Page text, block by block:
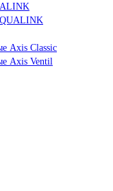
Axis Classic
Axis Ventil